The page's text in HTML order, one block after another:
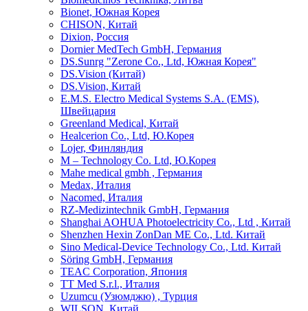
Bionet, Южная Корея
CHISON, Китай
Dixion, Россия
Dornier MedTech GmbH, Германия
DS.Sunrg "Zerone Co., Ltd, Южная Корея"
DS.Vision (Китай)
DS.Vision, Китай
E.M.S. Electro Medical Systems S.A. (EMS),
Швейцария
Greenland Medical, Китай
Healcerion Co., Ltd, Ю.Корея
Lojer, Финляндия
M – Technology Co. Ltd, Ю.Корея
Mahe medical gmbh , Германия
Medax, Италия
Nacomed, Италия
RZ-Medizintechnik GmbH, Германия
Shanghai AOHUA Photoelectricity Co., Ltd , Китай
Shenzhen Hexin ZonDan ME Co., Ltd. Китай
Sino Medical-Device Technology Со., Ltd. Китай
Söring GmbH, Германия
TEAC Corporation, Япония
TT Med S.r.l., Италия
Uzumcu (Узюмджю) , Турция